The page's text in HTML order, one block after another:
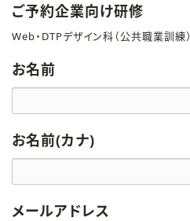
ご予約企業向け研修
Web・DTPデザイン科（公共職業訓練）
お名前
お名前(カナ)
メールアドレス